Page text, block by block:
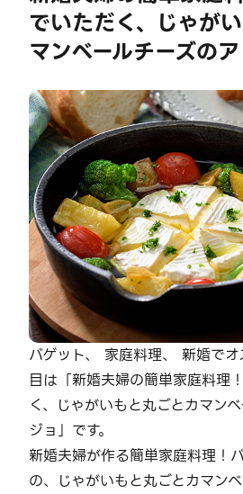
でいただく、じゃが
マンベールチーズの
バゲット、 家庭料理、 新婚で
目は「新婚夫婦の簡単家庭料理
く、じゃがいもと丸ごとカマン
ジョ」です。
新婚夫婦が作る簡単家庭料理！
の、じゃがいもと丸ごとカマン